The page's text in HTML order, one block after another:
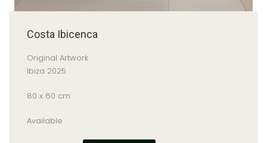
Costa Ibicenca
Original Artwork
Ibiza 2025
80 x 60 cm
Available